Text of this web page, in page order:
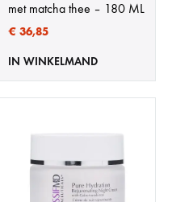
met matcha thee – 180 ML
€ 36,85
IN WINKELMAND